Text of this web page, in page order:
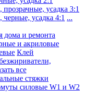
усадка 3:1
усадка 4:1 ...
дома и ремонта
и акриловые
Клей
все
стяжки
силовые W1 и W2